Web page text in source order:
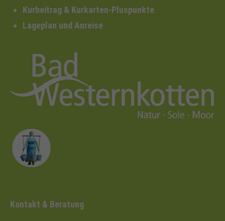
Kurbeitrag & Kurkarten-Pluspunkte
Lageplan und Anreise
Kontakt & Beratung